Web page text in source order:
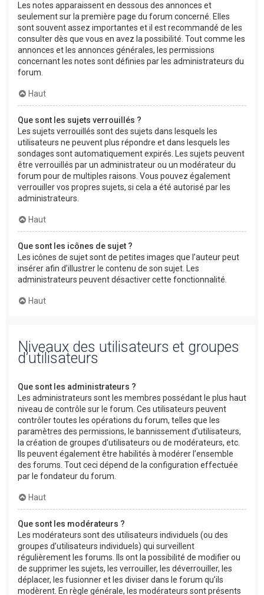
Les notes apparaissent en dessous des annonces et
seulement sur la première page du forum concerné. Elles
sont souvent assez importantes et il est recommandé de les
consulter dès que vous en avez la possibilité. Tout comme les
annonces et les annonces générales, les permissions
concernant les notes sont définies par les administrateurs du
forum.
Haut
Que sont les sujets verrouillés ?
Les sujets verrouillés sont des sujets dans lesquels les
utilisateurs ne peuvent plus répondre et dans lesquels les
sondages sont automatiquement expirés. Les sujets peuvent
être verrouillés par un administrateur ou un modérateur du
forum pour de multiples raisons. Vous pouvez également
verrouiller vos propres sujets, si cela a été autorisé par les
administrateurs.
Haut
Que sont les icônes de sujet ?
Les icônes de sujet sont de petites images que l’auteur peut
insérer afin d’illustrer le contenu de son sujet. Les
administrateurs peuvent désactiver cette fonctionnalité.
Haut
Niveaux des utilisateurs et groupes
d’utilisateurs
Que sont les administrateurs ?
Les administrateurs sont les membres possédant le plus haut
niveau de contrôle sur le forum. Ces utilisateurs peuvent
contrôler toutes les opérations du forum, telles que les
paramètres des permissions, le bannissement d’utilisateurs,
la création de groupes d’utilisateurs ou de modérateurs, etc.
Ils peuvent également être habilités à modérer l’ensemble
des forums. Tout ceci dépend de la configuration effectuée
par le fondateur du forum.
Haut
Que sont les modérateurs ?
Les modérateurs sont des utilisateurs individuels (ou des
groupes d’utilisateurs individuels) qui surveillent
régulièrement les forums. Ils ont la possibilité de modifier ou
de supprimer les sujets, les verrouiller, les déverrouiller, les
déplacer, les fusionner et les diviser dans le forum qu’ils
modèrent. En règle générale, les modérateurs sont présents